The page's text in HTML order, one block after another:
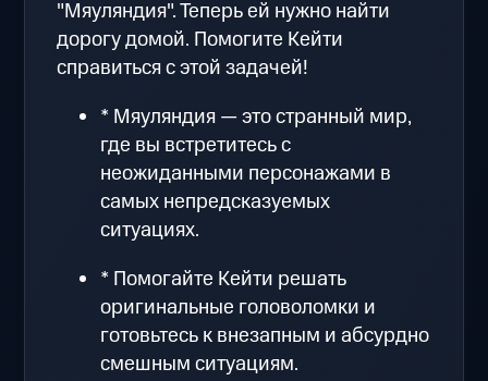
"Мяуляндия". Теперь ей нужно найти
дорогу домой. Помогите Кейти
справиться с этой задачей!
* Мяуляндия — это странный мир,
где вы встретитесь с
неожиданными персонажами в
самых непредсказуемых
ситуациях.
* Помогайте Кейти решать
оригинальные головоломки и
готовьтесь к внезапным и абсурдно
смешным ситуациям.